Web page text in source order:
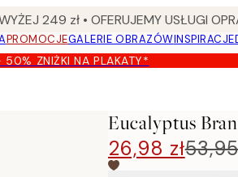
249 zł • OFERUJEMY USŁUGI
PROMOCJEGALERIE OBRAZÓWINSPIRACJE
50% ZNIŻKI NA PLAKATY*
Eucalyptus
26,98 zł